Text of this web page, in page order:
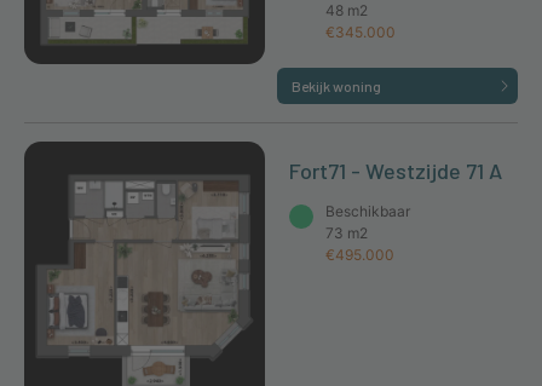
48 m2
€345.000
Bekijk woning
Fort71 - Westzijde 71 A
Beschikbaar
73 m2
€495.000